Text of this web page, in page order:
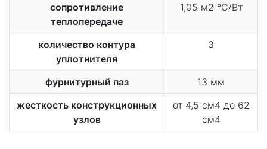
сопротивление
теплопередаче
1,05 м2 °С/Вт
количество контура
уплотнителя
3
фурнитурный паз
13 мм
жесткость конструкционных
узлов
от 4,5 см4 до 62
см4